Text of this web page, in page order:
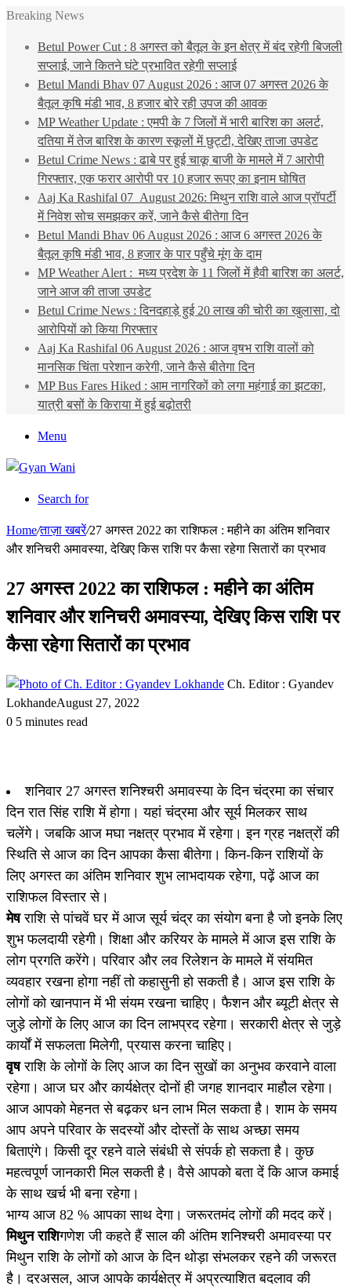
Breaking News
Betul Power Cut : 8 अगस्त को बैतूल के इन क्षेत्र में बंद रहेगी बिजली
सप्लाई, जाने कितने घंटे प्रभावित रहेगी सप्लाई
Betul Mandi Bhav 07 August 2026 : आज 07 अगस्त 2026 के
बैतूल कृषि मंडी भाव, 8 हजार बोरे रही उपज की आवक
MP Weather Update : एमपी के 7 जिलों में भारी बारिश का अलर्ट,
दतिया में तेज बारिश के कारण स्कूलों में छुट्टी, देखिए ताजा उपडेट
Betul Crime News : ढाबे पर हुई चाकू बाजी के मामले में 7 आरोपी
गिरफ्तार, एक फरार आरोपी पर 10 हजार रूपए का इनाम घोषित
Aaj Ka Rashifal 07 August 2026: मिथुन राशि वाले आज प्रॉपर्टी
में निवेश सोच समझकर करें, जाने कैसे बीतेगा दिन
Betul Mandi Bhav 06 August 2026 : आज 6 अगस्त 2026 के
बैतूल कृषि मंडी भाव, 8 हजार के पार पहुँचे मूंग के दाम
MP Weather Alert : मध्य प्रदेश के 11 जिलों में हैवी बारिश का अलर्ट,
जाने आज की ताजा उपडेट
Betul Crime News : दिनदहाड़े हुई 20 लाख की चोरी का खुलासा, दो
आरोपियों को किया गिरफ्तार
Aaj Ka Rashifal 06 August 2026 : आज वृषभ राशि वालों को
मानसिक चिंता परेशान करेगी, जाने कैसे बीतेगा दिन
MP Bus Fares Hiked : आम नागरिकों को लगा महंगाई का झटका,
यात्री बसों के किराया में हुई बढ़ोतरी
Menu
Search for
Home/ताज़ा खबरें/27 अगस्त 2022 का राशिफल : महीने का अंतिम शनिवार
और शनिचरी अमावस्या, देखिए किस राशि पर कैसा रहेगा सितारों का प्रभाव
27 अगस्त 2022 का राशिफल : महीने का अंतिम
शनिवार और शनिचरी अमावस्या, देखिए किस राशि पर
कैसा रहेगा सितारों का प्रभाव
Ch. Editor : Gyandev
LokhandeAugust 27, 2022
0 5 minutes read
शनिवार 27 अगस्त शनिश्चरी अमावस्या के दिन चंद्रमा का संचार
दिन रात सिंह राशि में होगा। यहां चंद्रमा और सूर्य मिलकर साथ
चलेंगे। जबकि आज मघा नक्षत्र प्रभाव में रहेगा। इन ग्रह नक्षत्रों की
स्थिति से आज का दिन आपका कैसा बीतेगा। किन-किन राशियों के
लिए अगस्त का अंतिम शनिवार शुभ लाभदायक रहेगा, पढ़ें आज का
राशिफल विस्तार से।
मेषराशि से पांचवें घर में आज सूर्य चंद्र का संयोग बना है जो इनके लिए
शुभ फलदायी रहेगी। शिक्षा और करियर के मामले में आज इस राशि के
लोग प्रगति करेंगे। परिवार और लव रिलेशन के मामले में संयमित
व्यवहार रखना होगा नहीं तो कहासुनी हो सकती है। आज इस राशि के
लोगों को खानपान में भी संयम रखना चाहिए। फैशन और ब्यूटी क्षेत्र से
जुड़े लोगों के लिए आज का दिन लाभप्रद रहेगा। सरकारी क्षेत्र से जुड़े
कार्यों में सफलता मिलेगी, प्रयास करना चाहिए।
वृषराशि के लोगों के लिए आज का दिन सुखों का अनुभव करवाने वाला
रहेगा। आज घर और कार्यक्षेत्र दोनों ही जगह शानदार माहौल रहेगा।
आज आपको मेहनत से बढ़कर धन लाभ मिल सकता है। शाम के समय
आप अपने परिवार के सदस्यों और दोस्तों के साथ अच्छा समय
बिताएंगे। किसी दूर रहने वाले संबंधी से संपर्क हो सकता है। कुछ
महत्वपूर्ण जानकारी मिल सकती है। वैसे आपको बता दें कि आज कमाई
के साथ खर्च भी बना रहेगा।
भाग्य आज 82 % आपका साथ देगा। जरूरतमंद लोगों की मदद करें।
मिथुन राशिगणेश जी कहते हैं साल की अंतिम शनिश्चरी अमावस्या पर
मिथुन राशि के लोगों को आज के दिन थोड़ा संभलकर रहने की जरूरत
है। दरअसल, आज आपके कार्यक्षेत्र में अप्रत्याशित बदलाव की